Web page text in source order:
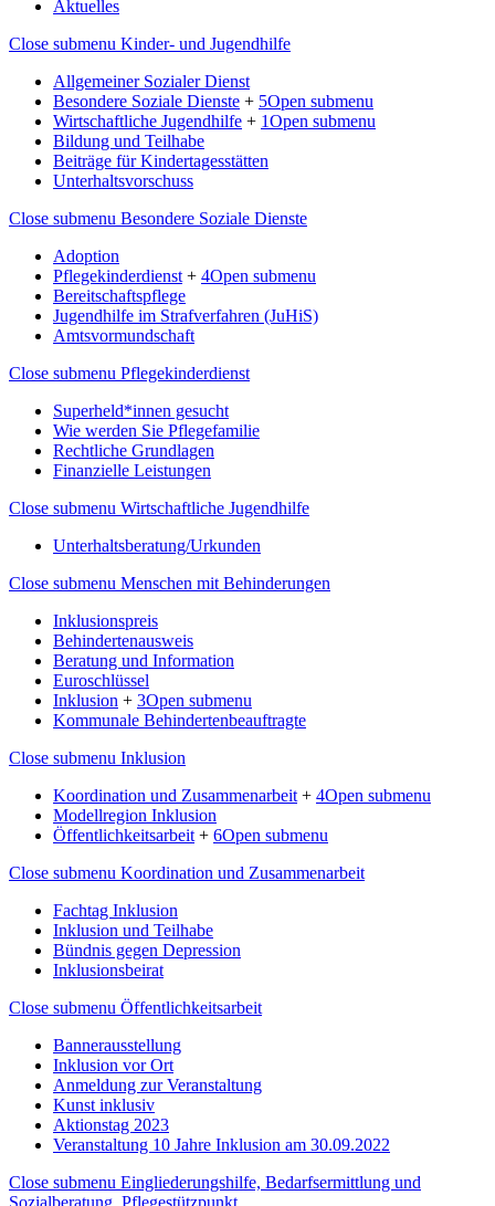
Aktuelles
Close submenu Kinder- und Jugendhilfe
Allgemeiner Sozialer Dienst
Besondere Soziale Dienste + 5Open submenu
Wirtschaftliche Jugendhilfe + 1Open submenu
Bildung und Teilhabe
Beiträge für Kindertagesstätten
Unterhaltsvorschuss
Close submenu Besondere Soziale Dienste
Adoption
Pflegekinderdienst + 4Open submenu
Bereitschaftspflege
Jugendhilfe im Strafverfahren (JuHiS)
Amtsvormundschaft
Close submenu Pflegekinderdienst
Superheld*innen gesucht
Wie werden Sie Pflegefamilie
Rechtliche Grundlagen
Finanzielle Leistungen
Close submenu Wirtschaftliche Jugendhilfe
Unterhaltsberatung/Urkunden
Close submenu Menschen mit Behinderungen
Inklusionspreis
Behindertenausweis
Beratung und Information
Euroschlüssel
Inklusion + 3Open submenu
Kommunale Behindertenbeauftragte
Close submenu Inklusion
Koordination und Zusammenarbeit + 4Open submenu
Modellregion Inklusion
Öffentlichkeitsarbeit + 6Open submenu
Close submenu Koordination und Zusammenarbeit
Fachtag Inklusion
Inklusion und Teilhabe
Bündnis gegen Depression
Inklusionsbeirat
Close submenu Öffentlichkeitsarbeit
Bannerausstellung
Inklusion vor Ort
Anmeldung zur Veranstaltung
Kunst inklusiv
Aktionstag 2023
Veranstaltung 10 Jahre Inklusion am 30.09.2022
Close submenu Eingliederungshilfe, Bedarfsermittlung und
Sozialberatung, Pflegestützpunkt